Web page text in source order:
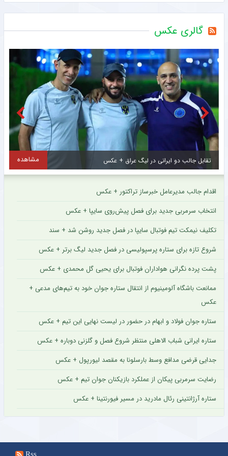
گالری عکس
مشاهده
اقدام جالب مدیرعامل خبرساز تراکتور + عکس
انتخاب سرمربی جدید برای فصل پیش‌روی سایپا + عکس
تکلیف نیمکت تیم فوتبال سایپا در فصل جدید روشن شد + سند
شروع تازه برای ستاره پرسپولیسی در فصل جدید لیگ برتر + عکس
پشت پرده نگرانی هواداران فوتبال برای یحیی گل محمدی + عکس
ممانعت باشگاه آلومینیوم از انتقال ستاره جوان خود به تیم‌های مدعی +
عکس
ستاره جوان فولاد و ابهام در حضور در لیست نهایی این تیم + عکس
ستاره ایرانی شباب الاهلی منتظر شروع فصل و گلزنی دوباره + عکس
جدایی قرضی مدافع وسط بارسلونا به مقصد لیورپول + عکس
رضایت سرمربی پیکان از عملکرد بازیکنان جوان تیم + عکس
ستاره آرژانتینی رئال مادرید در مسیر فیورنتینا + عکس
Rss